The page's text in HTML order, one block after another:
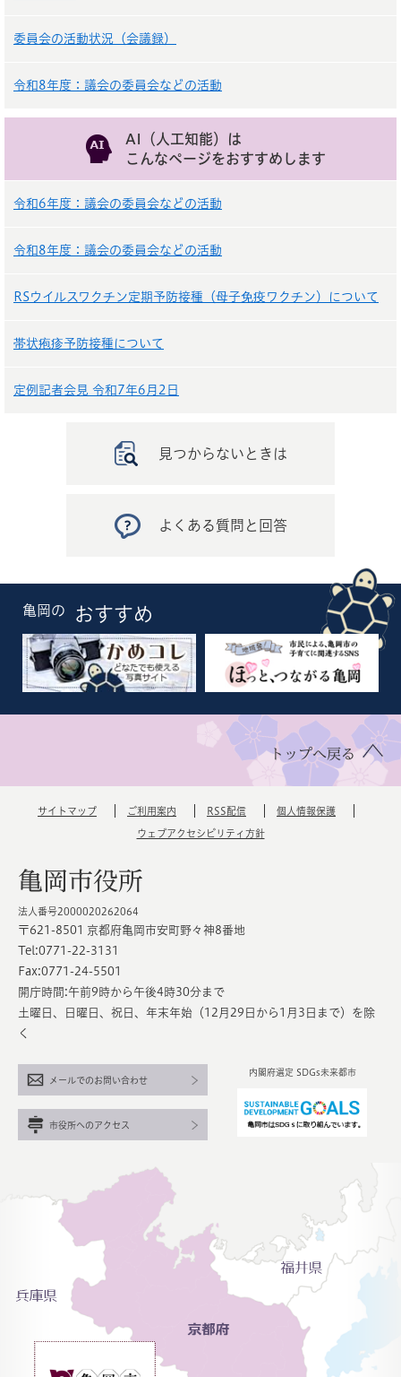
委員会の活動状況（会議録）
令和8年度：議会の委員会などの活動
AI（人工知能）は
こんなページをおすすめします
令和6年度：議会の委員会などの活動
令和8年度：議会の委員会などの活動
RSウイルスワクチン定期予防接種（母子免疫ワクチン）について
帯状疱疹予防接種について
定例記者会見 令和7年6月2日
見つからないときは
よくある質問と回答
亀岡の おすすめ
トップへ戻る
サイトマップ ご利用案内 RSS配信 個人情報保護
ウェブアクセシビリティ方針
亀岡市役所
法人番号2000020262064
〒621-8501 京都府亀岡市安町野々神8番地
Tel:0771-22-3131
Fax:0771-24-5501
開庁時間:午前9時から午後4時30分まで
土曜日、日曜日、祝日、年末年始（12月29日から1月3日まで）を除
く
内閣府選定 SDGs未来都市
メールでのお問い合わせ
市役所へのアクセス